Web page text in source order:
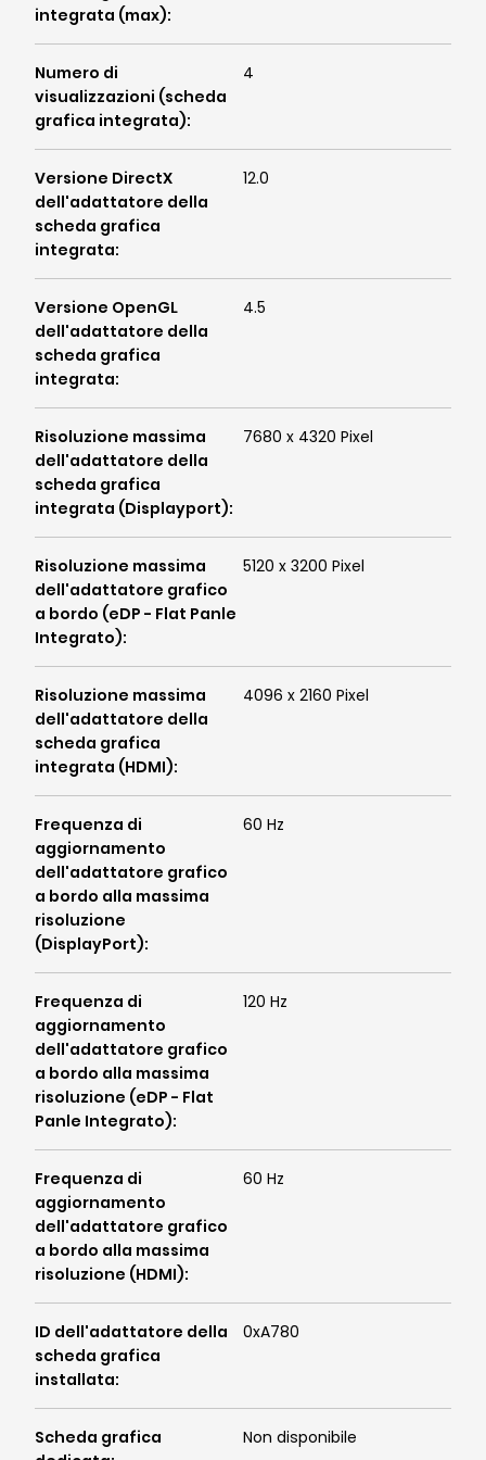
integrata (max):
Numero di
visualizzazioni (scheda
grafica integrata):
4
Versione DirectX
dell'adattatore della
scheda grafica
integrata:
12.0
Versione OpenGL
dell'adattatore della
scheda grafica
integrata:
4.5
Risoluzione massima
dell'adattatore della
scheda grafica
integrata (Displayport):
7680 x 4320 Pixel
Risoluzione massima
dell'adattatore grafico
a bordo (eDP - Flat Panle
Integrato):
5120 x 3200 Pixel
Risoluzione massima
dell'adattatore della
scheda grafica
integrata (HDMI):
4096 x 2160 Pixel
Frequenza di
aggiornamento
dell'adattatore grafico
a bordo alla massima
risoluzione
(DisplayPort):
60 Hz
Frequenza di
aggiornamento
dell'adattatore grafico
a bordo alla massima
risoluzione (eDP - Flat
Panle Integrato):
120 Hz
Frequenza di
aggiornamento
dell'adattatore grafico
a bordo alla massima
risoluzione (HDMI):
60 Hz
ID dell'adattatore della
scheda grafica
installata:
0xA780
Scheda grafica
Non disponibile